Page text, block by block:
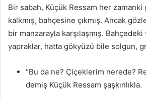
Bir sabah, Küçük Ressam her
kalkmış, bahçesine çıkmış. Ancak
bir manzarayla karşılaşmış.
yapraklar, hatta gökyüzü bile solgun,
“Bu da ne? Çiçeklerim nerede?
demiş Küçük Ressam şaşkınlıkla.